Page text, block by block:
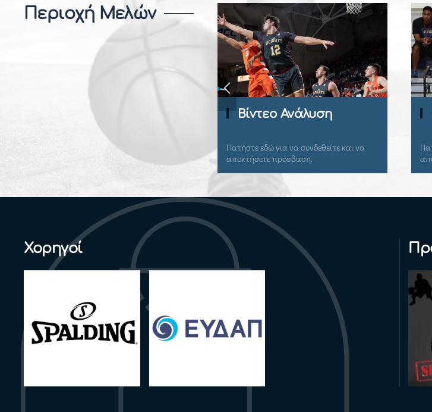
Περιοχή Μελών
Playbook
Πατήστε εδώ για να συνδεθείτε και να
Βίντεο Ανάλυση
Πατήστε εδώ για να συνδεθείτε και να
αποκτήσετε πρόσβαση.
Χορηγοί